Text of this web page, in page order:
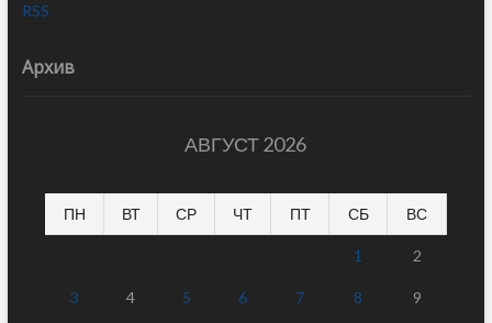
RSS
Архив
АВГУСТ 2026
ПН ВТ СР ЧТ ПТ СБ ВС
1 2
3 4 5 6 7 8 9